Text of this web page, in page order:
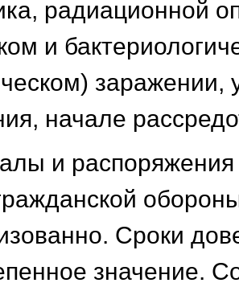
радиационной
и
заражении,
начале
и
Сроки
значение.